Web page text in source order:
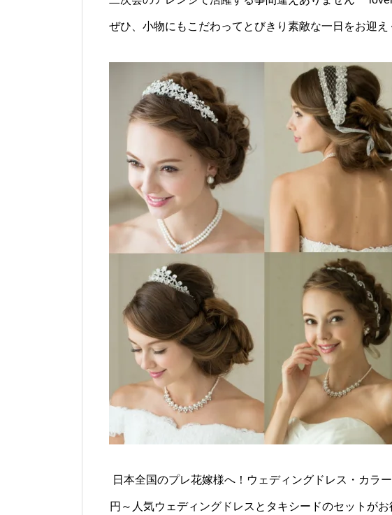
ぜひ、小物にもこだわってとびきり素敵な一日をお迎え
日本全国のプレ花嫁様へ！ウェディングドレス・カラ
円～人気ウェディングドレスとタキシードのセットが